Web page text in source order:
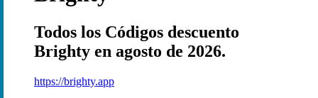
Todos los Códigos descuento
Brighty en agosto de 2026.
https://brighty.app